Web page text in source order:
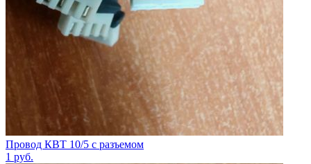
Провод КВТ 10/5 с разъемом
1 руб.